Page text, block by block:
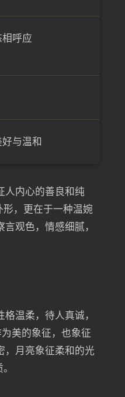
呼应
好与温和
人内心的善良和纯
，更在于一种温婉
观色，情感细腻，
温柔，待人真诚，
美的象征，也象征
，月亮象征柔和的光